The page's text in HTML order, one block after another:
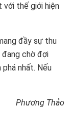
với thế giới hiện
đầy sự thu
đang chờ đợi
nhất. Nếu
Phương Thảo